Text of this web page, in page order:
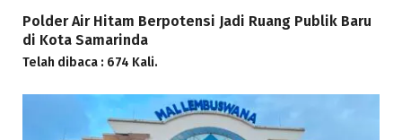
Polder Air Hitam Berpotensi Jadi Ruang Publik Baru
di Kota Samarinda
Telah dibaca : 674 Kali.